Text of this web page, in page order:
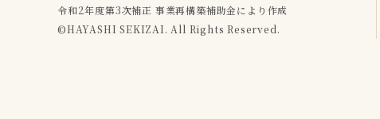
令和2年度第3次補正 事業再構築補助金により作成
©︎HAYASHI SEKIZAI. All Rights Reserved.